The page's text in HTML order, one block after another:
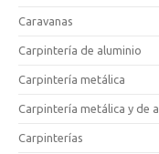
Caravanas
Carpintería de aluminio
Carpintería metálica
Carpintería metálica y de
Carpinterías